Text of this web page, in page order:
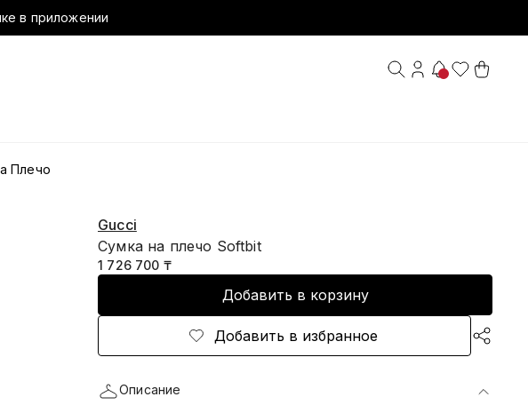
в приложении
Плечо
Gucci
Сумка на плечо Softbit
1 726 700 ₸
Добавить в корзину
Добавить в избранное
Описание